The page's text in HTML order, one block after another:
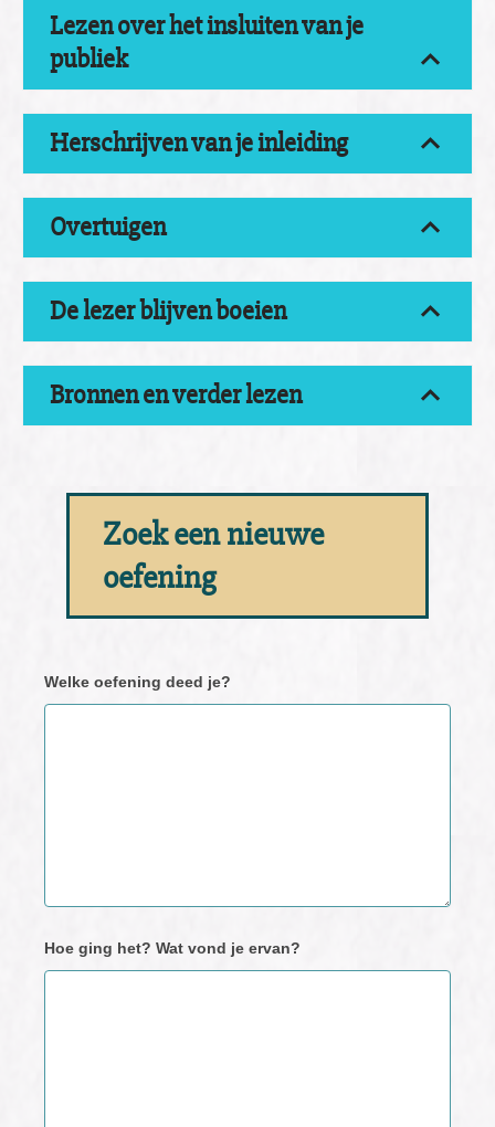
Lezen over het insluiten van je
publiek
Herschrijven van je inleiding
Overtuigen
De lezer blijven boeien
Bronnen en verder lezen
Zoek een nieuwe
oefening
Neem
Welke oefening deed je?
Hoe ging het? Wat vond je ervan?